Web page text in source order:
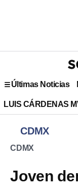
Últimas Noticias
LUIS CÁRDENAS
CDMX
CDMX
Joven